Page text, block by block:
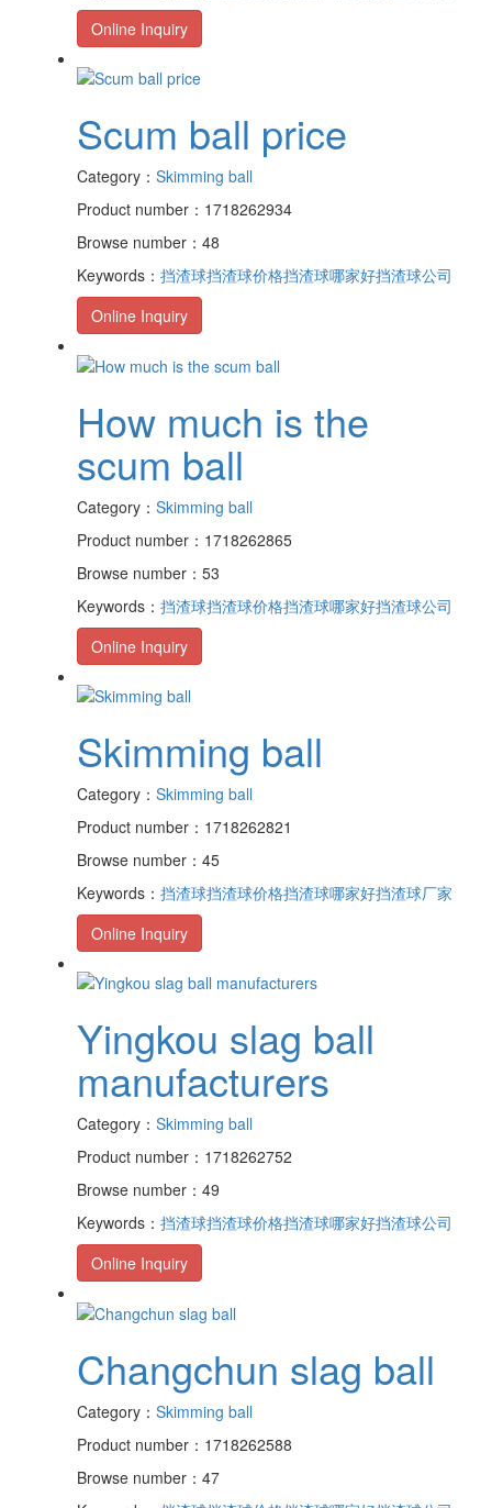
Online Inquiry
Scum ball price
Category： Skimming ball
Product number：1718262934
Browse number：48
Keywords： 挡渣球挡渣球价格挡渣球哪家好挡渣球公司
Online Inquiry
How much is the
scum ball
Category： Skimming ball
Product number：1718262865
Browse number：53
Keywords： 挡渣球挡渣球价格挡渣球哪家好挡渣球公司
Online Inquiry
Skimming ball
Category： Skimming ball
Product number：1718262821
Browse number：45
Keywords： 挡渣球挡渣球价格挡渣球哪家好挡渣球厂家
Online Inquiry
Yingkou slag ball
manufacturers
Category： Skimming ball
Product number：1718262752
Browse number：49
Keywords： 挡渣球挡渣球价格挡渣球哪家好挡渣球公司
Online Inquiry
Changchun slag ball
Category： Skimming ball
Product number：1718262588
Browse number：47